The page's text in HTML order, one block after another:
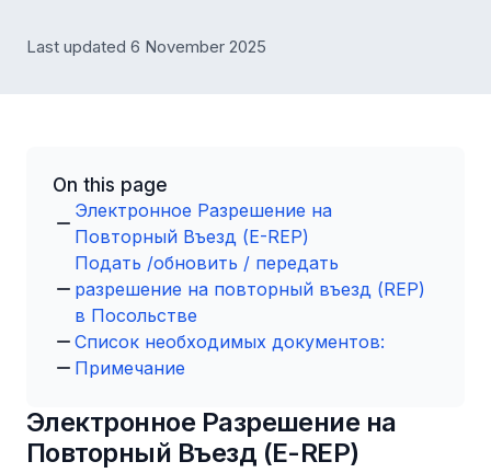
Last updated 6 November 2025
On this page
Электронное Разрешение на
Повторный Въезд (E-REP)
Подать /обновить / передать
разрешение на повторный въезд (REP)
в Посольстве
Список необходимых документов:
Примечание
Электронное Разрешение на
Повторный Въезд (E-REP)